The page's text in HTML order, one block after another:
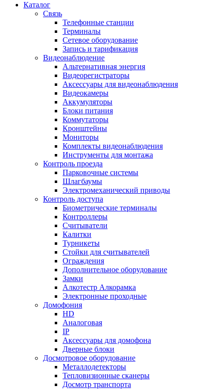
Каталог
Связь
Телефонные станции
Терминалы
Сетевое оборудование
Запись и тарификация
Видеонаблюдение
Альтернативная энергия
Видеорегистраторы
Аксессуары для видеонаблюдения
Видеокамеры
Аккумуляторы
Блоки питания
Коммутаторы
Кронштейны
Мониторы
Комплекты видеонаблюдения
Инструменты для монтажа
Контроль проезда
Парковочные системы
Шлагбаумы
Электромеханический приводы
Контроль доступа
Биометрические терминалы
Контроллеры
Считыватели
Калитки
Турникеты
Стойки для считывателей
Ограждения
Дополнительное оборудование
Замки
Алкотестр Алкорамка
Электронные проходные
Домофония
HD
Аналоговая
IP
Аксессуары для домофона
Дверные блоки
Досмотровое оборудование
Металлодетекторы
Тепловизионные сканеры
Досмотр транспорта